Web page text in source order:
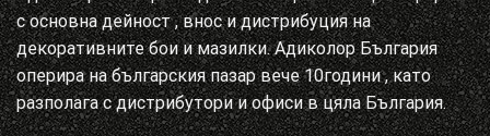
с основна дейност , внос и дистрибуция на
декоративните бои и мазилки. Адиколор България
оперира на българския пазар вече 10години , като
разполага с дистрибутори и офиси в цяла България.